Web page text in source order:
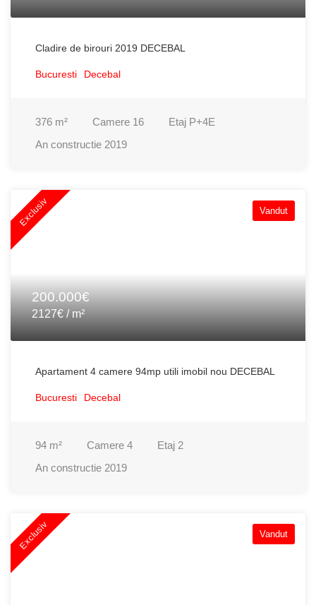
Cladire de birouri 2019 DECEBAL
Bucuresti Decebal
376 m² Camere 16 Etaj P+4E
An constructie 2019
Exclusiv Vandut
200.000€
2127€ / m²
Apartament 4 camere 94mp utili imobil nou DECEBAL
Bucuresti Decebal
94 m² Camere 4 Etaj 2
An constructie 2019
Exclusiv Vandut